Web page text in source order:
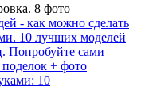
8 фото
- как можно сделать
10 лучших моделей
Попробуйте сами
+ фото
10